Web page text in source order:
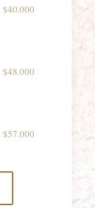
$40.000
$48.000
$57.000